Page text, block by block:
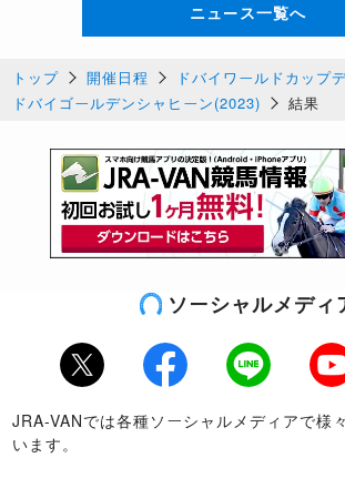
ニュース一覧へ
トップ 開催日程
ドバイワールドカップ
ドバイゴールデンシャヒーン(2023)
結果
ソーシャルメディ
Twitter Facebook LINE
JRA-VANでは各種ソーシャルメディアで様
います。